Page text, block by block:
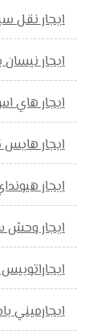
ايجار نقل
ايجار نيسان
ايجار هاي
ايجار هايس 13راكب
ايجار
ايجار وحش